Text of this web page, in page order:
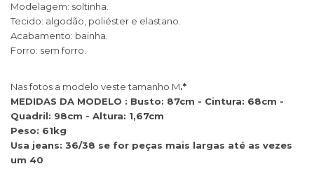
Modelagem: soltinha.
Tecido: algodão, poliéster e elastano.
Acabamento: bainha.
Forro: sem forro.
Nas fotos a modelo veste tamanho M.*
​MEDIDAS DA MODELO : Busto: 87cm - Cintura: 68cm -
Quadril: 98cm - Altura: 1,67cm
Peso: 61kg
Usa jeans: 36/38 se for peças mais largas até as vezes
um 40